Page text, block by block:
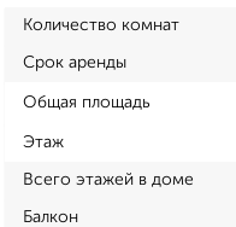
Количество комнат
Срок аренды
Общая площадь
Этаж
Всего этажей в доме
Балкон